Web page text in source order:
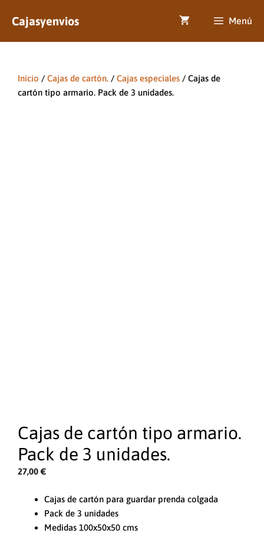
Cajasyenvios Menú
Inicio / Cajas de cartón. / Cajas especiales / Cajas de
cartón tipo armario. Pack de 3 unidades.
Cajas de cartón tipo armario.
Pack de 3 unidades.
27,00 €
Cajas de cartón para guardar prenda colgada
Pack de 3 unidades
Medidas 100x50x50 cms